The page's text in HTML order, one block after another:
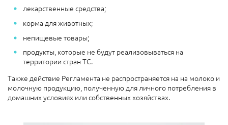
лекарственные средства;
корма для животных;
непищевые товары;
продукты, которые не будут реализовываться на
территории стран ТС.
Также действие Регламента не распространяется на на молоко и
молочную продукцию, полученную для личного потребления в
домашних условиях или собственных хозяйствах.